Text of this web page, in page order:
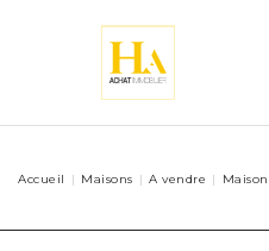
Accueil Maisons A vendre Maison